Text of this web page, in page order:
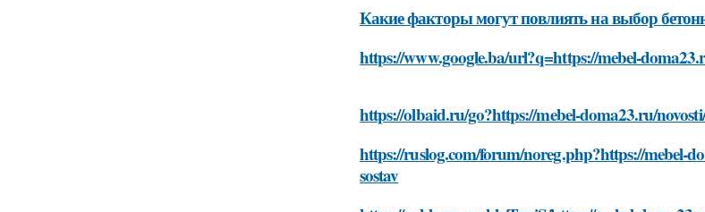
Какие факторы могут повлиять на выбор
https://www.google.ba/url?q=https://mebel-
https://olbaid.ru/go?https://mebel-doma23.ru/
https://ruslog.com/forum/noreg.php?https://mebel-
sostav